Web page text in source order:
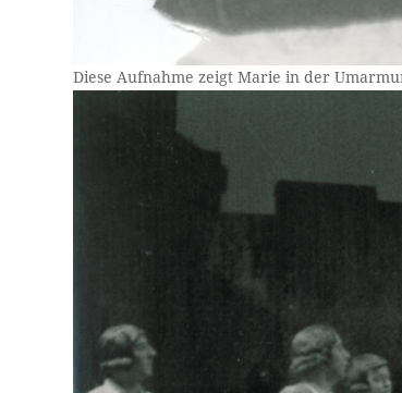
Diese Aufnahme zeigt Marie in der